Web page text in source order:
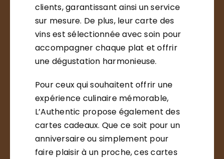
clients, garantissant ainsi un service
sur mesure. De plus, leur carte des
vins est sélectionnée avec soin pour
accompagner chaque plat et offrir
une dégustation harmonieuse.
Pour ceux qui souhaitent offrir une
expérience culinaire mémorable,
L’Authentic propose également des
cartes cadeaux. Que ce soit pour un
anniversaire ou simplement pour
faire plaisir à un proche, ces cartes